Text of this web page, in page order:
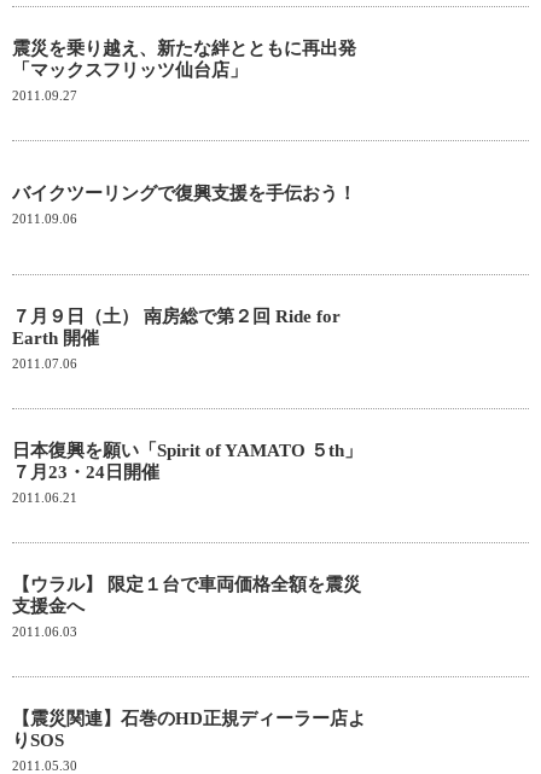
震災を乗り越え、新たな絆とともに再出発
「マックスフリッツ仙台店」
2011.09.27
バイクツーリングで復興支援を手伝おう！
2011.09.06
７月９日（土） 南房総で第２回 Ride for
Earth 開催
2011.07.06
日本復興を願い「Spirit of YAMATO ５th」
７月23・24日開催
2011.06.21
【ウラル】 限定１台で車両価格全額を震災
支援金へ
2011.06.03
【震災関連】石巻のHD正規ディーラー店よ
りSOS
2011.05.30